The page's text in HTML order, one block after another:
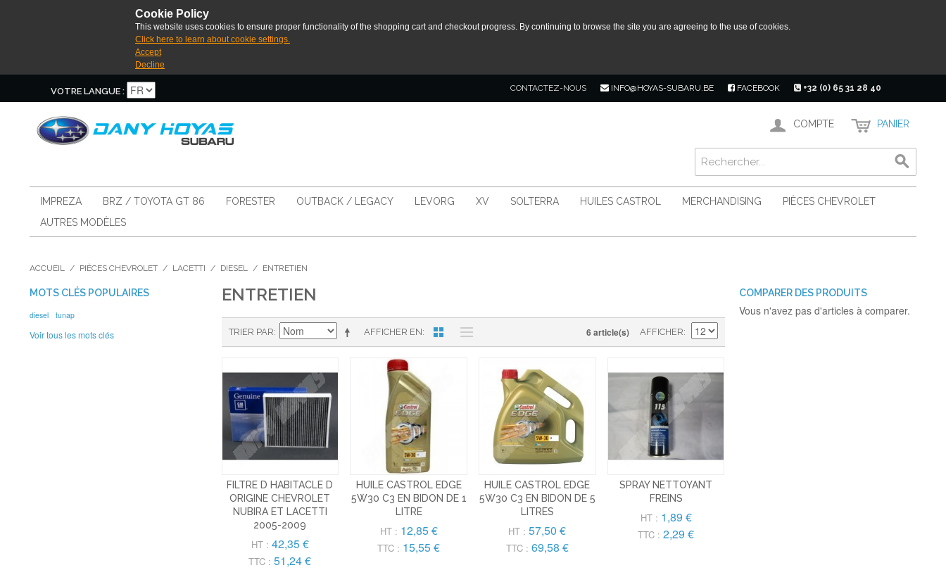
Cookie Policy
This website uses cookies to ensure proper functionality of the shopping cart and checkout progress. By continuing to browse the site you are agreeing to the use of cookies.
Click here to learn about cookie settings.
Accept
Decline
VOTRE LANGUE : CONTACTEZ-NOUS INFO@HOYAS-SUBARU.BE FACEBOOK +32 (0) 65 31 28 40
COMPTE PANIER
IMPREZA BRZ / TOYOTA GT 86 FORESTER OUTBACK / LEGACY LEVORG XV SOLTERRA HUILES CASTROL MERCHANDISING
PIÈCES CHEVROLET
AUTRES MODÈLES
ACCUEIL / PIÈCES CHEVROLET / LACETTI / DIESEL / ENTRETIEN
ENTRETIEN
AFFICHER EN
TRIER PAR 6 article(s) AFFICHER
FILTRE D HABITACLE D
ORIGINE CHEVROLET
NUBIRA ET LACETTI
2005-2009
HT : 42,35 €
TTC : 51,24 €
HUILE CASTROL EDGE
5W30 C3 EN BIDON DE 1
LITRE
HT : 12,85 €
TTC : 15,55 €
HUILE CASTROL EDGE
5W30 C3 EN BIDON DE 5
LITRES
HT : 57,50 €
TTC : 69,58 €
SPRAY NETTOYANT
FREINS
HT : 1,89 €
TTC : 2,29 €
MOTS CLÉS POPULAIRES
diesel tunap
Voir tous les mots clés
COMPARER DES PRODUITS
Vous n'avez pas d'articles à comparer.